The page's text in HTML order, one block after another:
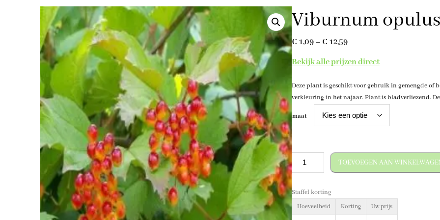
Viburnum opulus
€ 1,09–€ 12,59P
j
s
k
s
:
Bekijk alle prijzen direct
Deze plant is geschikt voor gebruik in gemengde of
verkleuring in het najaar. Plant is bladverliezend.
maat
i
b
u
r
n
TOEVOEGEN AAN
Staffel korting
Hoeveelheid Korting Uw prijs